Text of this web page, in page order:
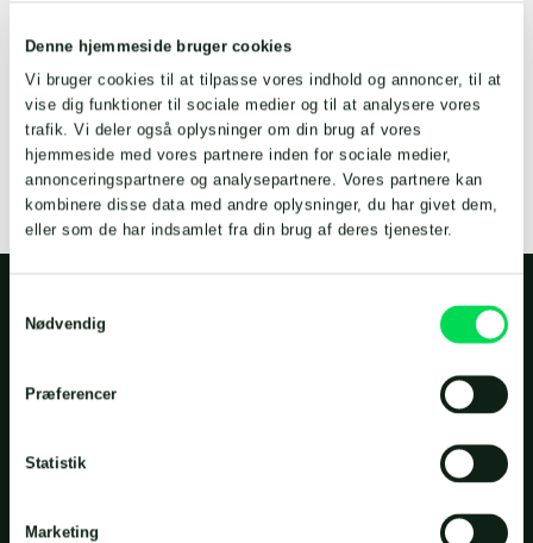
Denne hjemmeside bruger cookies
Vi bruger cookies til at tilpasse vores indhold og annoncer, til at
vise dig funktioner til sociale medier og til at analysere vores
trafik. Vi deler også oplysninger om din brug af vores
hjemmeside med vores partnere inden for sociale medier,
annonceringspartnere og analysepartnere. Vores partnere kan
kombinere disse data med andre oplysninger, du har givet dem,
eller som de har indsamlet fra din brug af deres tjenester.
Nødvendig
Præferencer
Statistik
Marketing
Hent datablad
Vores løsninger inden for